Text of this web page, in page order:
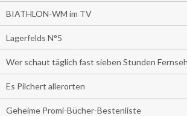
BIATHLON-WM im TV
Lagerfelds N°5
Wer schaut täglich fast sieben Stunden
Es Pilchert allerorten
Geheime Promi-Bücher-Bestenliste